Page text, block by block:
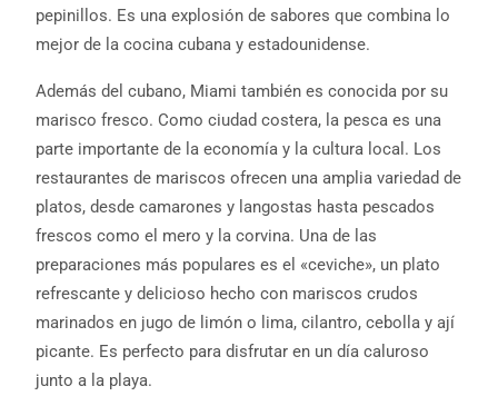
pepinillos. Es una explosión de sabores que combina lo
mejor de la cocina cubana y estadounidense.
Además del cubano, Miami también es conocida por su
marisco fresco. Como ciudad costera, la pesca es una
parte importante de la economía y la cultura local. Los
restaurantes de mariscos ofrecen una amplia variedad de
platos, desde camarones y langostas hasta pescados
frescos como el mero y la corvina. Una de las
preparaciones más populares es el «ceviche», un plato
refrescante y delicioso hecho con mariscos crudos
marinados en jugo de limón o lima, cilantro, cebolla y ají
picante. Es perfecto para disfrutar en un día caluroso
junto a la playa.